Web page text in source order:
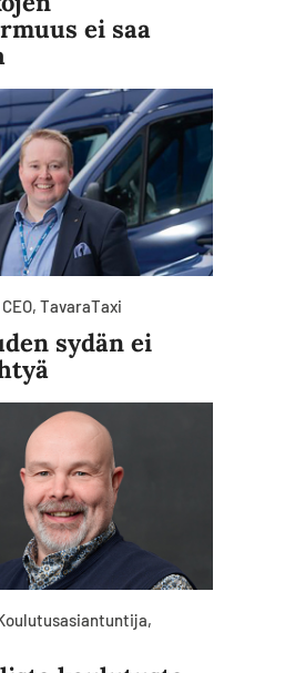
ei saa
TavaraTaxi
sydän ei